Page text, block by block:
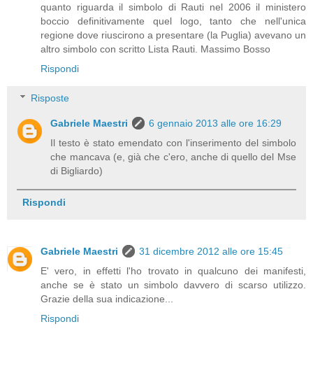
quanto riguarda il simbolo di Rauti nel 2006 il ministero
boccio definitivamente quel logo, tanto che nell'unica
regione dove riuscirono a presentare (la Puglia) avevano un
altro simbolo con scritto Lista Rauti. Massimo Bosso
Rispondi
Risposte
Gabriele Maestri
6 gennaio 2013 alle ore 16:29
Il testo è stato emendato con l'inserimento del simbolo
che mancava (e, già che c'ero, anche di quello del Mse
di Bigliardo)
Rispondi
Gabriele Maestri
31 dicembre 2012 alle ore 15:45
E' vero, in effetti l'ho trovato in qualcuno dei manifesti,
anche se è stato un simbolo davvero di scarso utilizzo.
Grazie della sua indicazione...
Rispondi